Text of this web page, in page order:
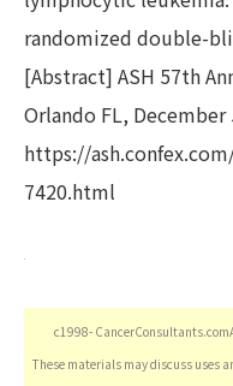
randomized double-
[Abstract] ASH 57th
Orlando FL, December
https://
7420.html
c1998-
These materials may discuss uses